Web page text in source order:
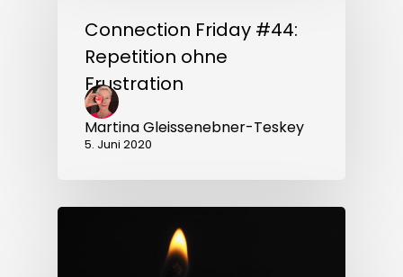
ohne
Frustration
Connection Friday #44:
Repetition ohne
Frustration
Martina Gleissenebner-Teskey
5. Juni 2020
Connection